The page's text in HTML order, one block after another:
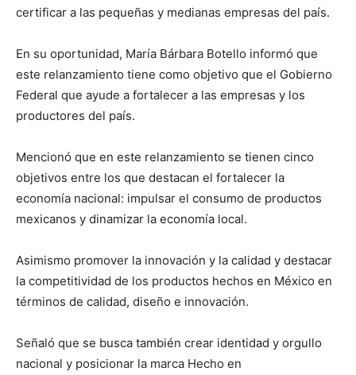
certificar a las pequeñas y medianas empresas del país.
En su oportunidad, María Bárbara Botello informó que
este relanzamiento tiene como objetivo que el Gobierno
Federal que ayude a fortalecer a las empresas y los
productores del país.
Mencionó que en este relanzamiento se tienen cinco
objetivos entre los que destacan el fortalecer la
economía nacional: impulsar el consumo de productos
mexicanos y dinamizar la economía local.
Asimismo promover la innovación y la calidad y destacar
la competitividad de los productos hechos en México en
términos de calidad, diseño e innovación.
Señaló que se busca también crear identidad y orgullo
nacional y posicionar la marca Hecho en